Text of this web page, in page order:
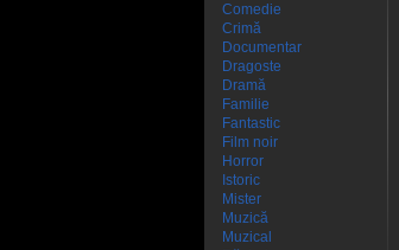
Comedie
Crimă
Documentar
Dragoste
Dramă
Familie
Fantastic
Film noir
Horror
Istoric
Mister
Muzică
Muzical